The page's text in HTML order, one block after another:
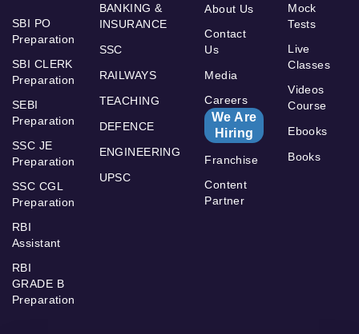
SBI PO
Preparation
SBI CLERK
Preparation
SEBI
Preparation
SSC JE
Preparation
SSC CGL
Preparation
RBI
Assistant
RBI
GRADE B
Preparation
BANKING &
INSURANCE
SSC
RAILWAYS
TEACHING
DEFENCE
ENGINEERING
UPSC
About Us
Contact
Us
Media
Careers
We Are
Hiring
Franchise
Content
Partner
Mock
Tests
Live
Classes
Videos
Course
Ebooks
Books